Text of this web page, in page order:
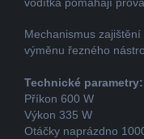
Mechanismus
výměnu řezného
Technické parametry:
Příkon 600 W
Výkon 335 W
Otáčky naprázdno